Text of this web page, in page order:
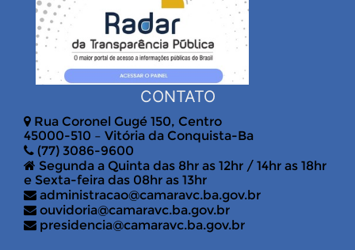
CONTATO
Rua Coronel Gugé 150, Centro
45000-510 – Vitória da Conquista-Ba
(77) 3086-9600
Segunda a Quinta das 8hr as 12hr / 14hr as 18hr
e Sexta-feira das 08hr as 13hr
administracao@camaravc.ba.gov.br
ouvidoria@camaravc.ba.gov.br
presidencia@camaravc.ba.gov.br